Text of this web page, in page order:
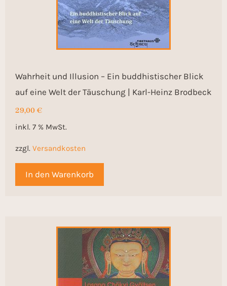
Wahrheit und Illusion – Ein buddhistischer Blick
auf eine Welt der Täuschung | Karl-Heinz Brodbeck
29,00€
inkl. 7 % MwSt.
zzgl. Versandkosten
In den Warenkorb